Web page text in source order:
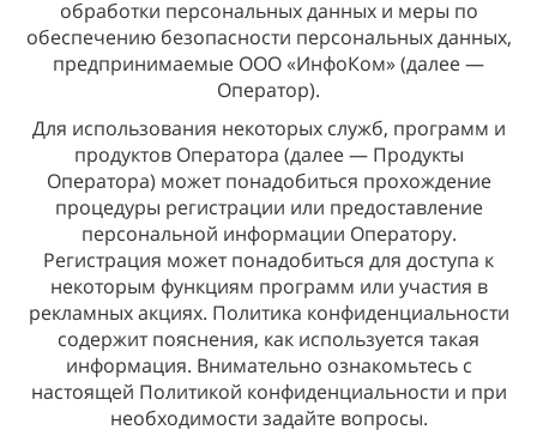
обработки персональных данных и меры по
обеспечению безопасности персональных данных,
предпринимаемые ООО «ИнфоКом» (далее —
Оператор).
Для использования некоторых служб, программ и
продуктов Оператора (далее — Продукты
Оператора) может понадобиться прохождение
процедуры регистрации или предоставление
персональной информации Оператору.
Регистрация может понадобиться для доступа к
некоторым функциям программ или участия в
рекламных акциях. Политика конфиденциальности
содержит пояснения, как используется такая
информация. Внимательно ознакомьтесь с
настоящей Политикой конфиденциальности и при
необходимости задайте вопросы.